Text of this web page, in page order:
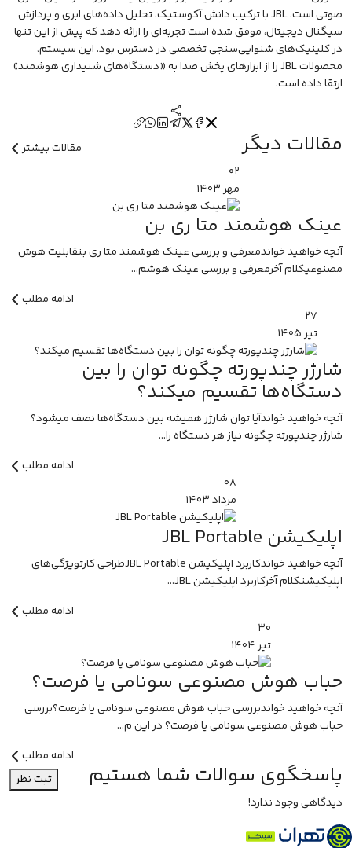
صوتی است.JBLبا ترکیب دانش آکوستیک، تحلیل داده‌های ابری و پردازش
سیگنال دیجیتال، موفق شده است تجربه‌ای را ارائه دهد که پیش از این تنها
در کلینیک‌های شنوایی‌سنجی تخصصی در دسترس بود. این سیستم،
محصولات JBL را از ابزارهای پخش صدا به «دستگاه‌های شنیداری هوشمند»
ارتقا داده است.
مقالات دیگر
مقالات بیشتر
۰۲
مهر۱۴۰۳
عینک هوشمند متا ری بن
آنچه خواهید خواندمعرفی و بررسی عینک هوشمند متا ری بنقابلیت هوش
مصنوعیکلام آخرمعرفی و بررسی عینک هوشم...
ادامه مطلب
۲۷
تیر۱۴۰۵
شارژر چندپورته چگونه توان را بین
دستگاه‌ها تقسیم میکند؟
آنچه خواهید خواندآیا توان شارژر همیشه بین دستگاه‌ها نصف میشود؟
شارژر چندپورته چگونه نیاز هر دستگاه را...
ادامه مطلب
۰۸
مرداد۱۴۰۳
اپلیکیشن JBL Portable
آنچه خواهید خواندکاربرد اپلیکیشن JBL Portableطراحی کارتویژگی‌های
اپلیکیشنکلام آخرکاربرد اپلیکیشن JBL...
ادامه مطلب
۳۰
تیر۱۴۰۴
حباب هوش مصنوعی سونامی یا فرصت؟
آنچه خواهید خواندبررسی حباب هوش مصنوعی سونامی یا فرصت؟بررسی
حباب هوش مصنوعی سونامی یا فرصت؟ در این م...
ادامه مطلب
پاسخگوی سوالات شما هستیم
ثبت نظر
دیدگاهی وجود ندارد!